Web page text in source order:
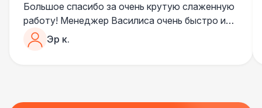
Большое спасибо за очень крутую слаженную
работу! Менеджер Василиса очень быстро и
качественно обрабатывала все запросы,
пошла навстречу во многих моментах
Все приехало вовремя, в хорошем состоянии.
Эр к.